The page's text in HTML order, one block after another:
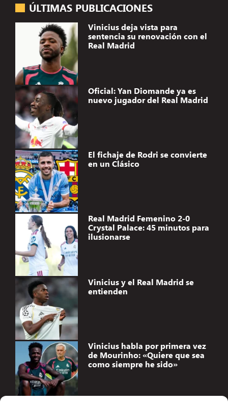
ÚLTIMAS PUBLICACIONES
Vinicius deja vista para
sentencia su renovación con el
Real Madrid
Oficial: Yan Diomande ya es
nuevo jugador del Real Madrid
El fichaje de Rodri se convierte
en un Clásico
Real Madrid Femenino 2-0
Crystal Palace: 45 minutos para
ilusionarse
Vinicius y el Real Madrid se
entienden
Vinicius habla por primera vez
de Mourinho: «Quiere que sea
como siempre he sido»